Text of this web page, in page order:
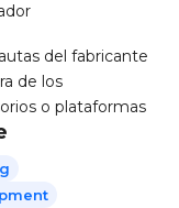
del fabricante
de los
o plataformas